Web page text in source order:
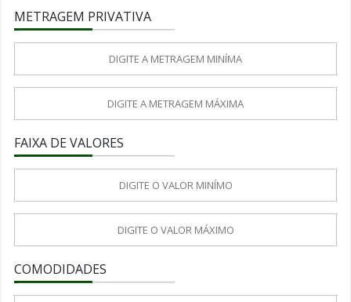
METRAGEM PRIVATIVA
FAIXA DE VALORES
COMODIDADES